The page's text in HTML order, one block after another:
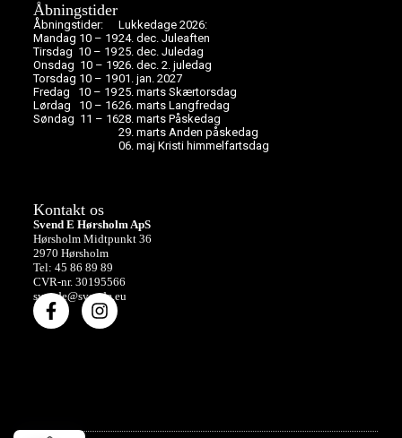
Åbningstider
Åbningstider:
Mandag 10 – 19
Tirsdag 10 – 19
Onsdag 10 – 19
Torsdag 10 – 19
Fredag 10 – 19
Lørdag 10 – 16
Søndag 11 – 16
Lukkedage 2026:
24. dec. Juleaften
25. dec. Juledag
26. dec. 2. juledag
01. jan. 2027
25. marts Skærtorsdag
26. marts Langfredag
28. marts Påskedag
29. marts Anden påskedag
06. maj Kristi himmelfartsdag
Kontakt os
Svend E Hørsholm ApS
Hørsholm Midtpunkt 36
2970 Hørsholm
Tel: 45 86 89 89
CVR-nr. 30195566
svende@svende.eu